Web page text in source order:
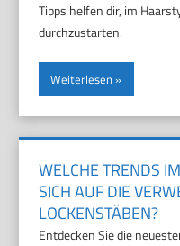
Tipps helfen dir, im
durchzustarten.
Weiterlesen
WELCHE TRENDS
SICH AUF DIE
LOCKENSTÄBEN?
Entdecken Sie die